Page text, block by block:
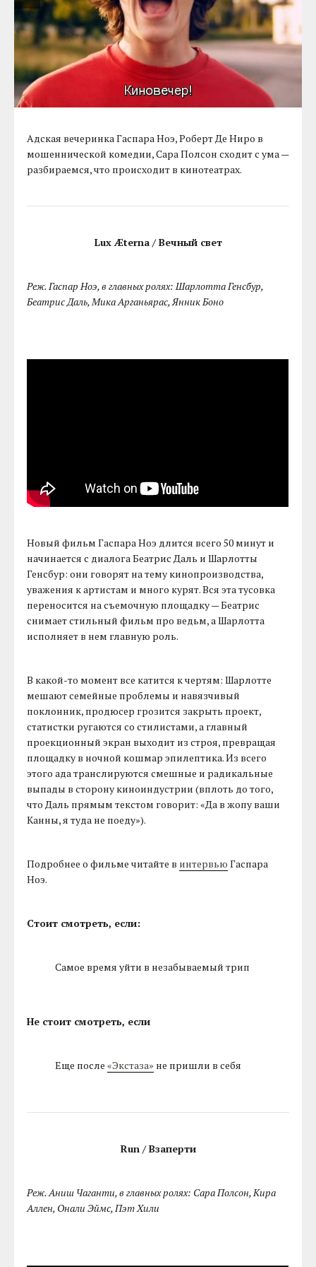
Адская вечеринка Гаспара Ноэ, Роберт Де Ниро в
мошеннической комедии, Сара Полсон сходит с ума —
разбираемся, что происходит в кинотеатрах.
Lux Æterna / Вечный свет
Реж. Гаспар Ноэ, в главных ролях: Шарлотта Генсбур,
Беатрис Даль, Мика Арганьярас, Янник Боно
Новый фильм Гаспара Ноэ длится всего 50 минут и
начинается с диалога Беатрис Даль и Шарлотты
Генсбур: они говорят на тему кинопроизводства,
уважения к артистам и много курят. Вся эта тусовка
переносится на съемочную площадку — Беатрис
снимает стильный фильм про ведьм, а Шарлотта
исполняет в нем главную роль.
В какой-то момент все катится к чертям: Шарлотте
мешают семейные проблемы и навязчивый
поклонник, продюсер грозится закрыть проект,
статистки ругаются со стилистами, а главный
проекционный экран выходит из строя, превращая
площадку в ночной кошмар эпилептика. Из всего
этого ада транслируются смешные и радикальные
выпады в сторону киноиндустрии (вплоть до того,
что Даль прямым текстом говорит: «Да в жопу ваши
Канны, я туда не поеду»).
Подробнее о фильме читайте в интервью Гаспара
Ноэ.
Стоит смотреть, если:
Самое время уйти в незабываемый трип
Не стоит смотреть, если
Еще после«Экстаза» не пришли в себя
Run / Взаперти
Реж. Аниш Чаганти, в главных ролях: Сара Полсон, Кира
Аллен, Онали Эймс, Пэт Хили